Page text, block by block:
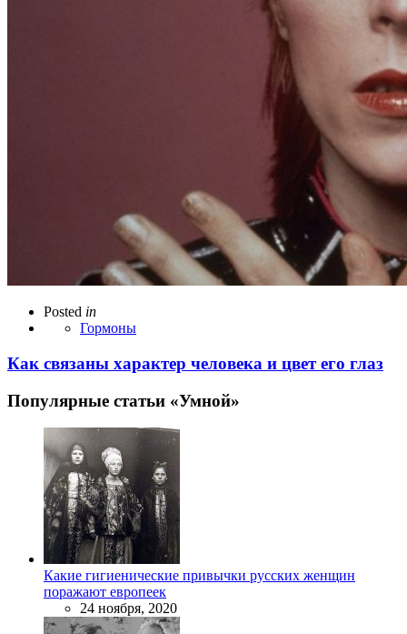
Posted in
Гормоны
Как связаны характер человека и цвет его глаз
Популярные статьи «Умной»
Какие гигиенические привычки русских женщин
поражают европеек
24 ноября, 2020